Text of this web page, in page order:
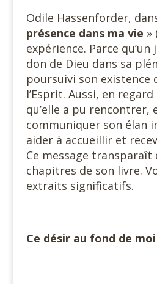
Odile Hassenforder,
présence dans ma vie »
expérience. Parce
don de Dieu dans sa
poursuivi son existence
l’Esprit. Aussi, en
qu’elle a pu rencontrer,
communiquer son élan
aider à accueillir et
Ce message transparaît
chapitres de son livre.
extraits significatifs.
Ce désir au fond de moi